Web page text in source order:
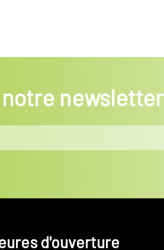
newsletter
d'ouverture